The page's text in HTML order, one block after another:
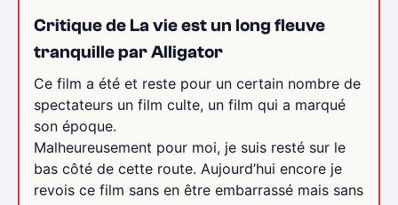
Critique de La vie est un long fleuve
tranquille par Alligator
Ce film a été et reste pour un certain nombre de
spectateurs un film culte, un film qui a marqué
son époque.
Malheureusement pour moi, je suis resté sur le
bas côté de cette route. Aujourd’hui encore je
revois ce film sans en être embarrassé mais sans